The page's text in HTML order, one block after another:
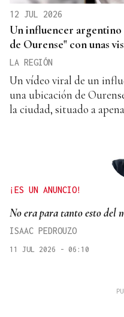
12 JUL 2026
Un influencer argentino
de Ourense" con unas
LA REGIÓN
Un vídeo viral de un
una ubicación de
la ciudad, situado a
¡ES UN ANUNCIO!
No era para tanto esto del
ISAAC PEDROUZO
11 JUL 2026 - 06:10